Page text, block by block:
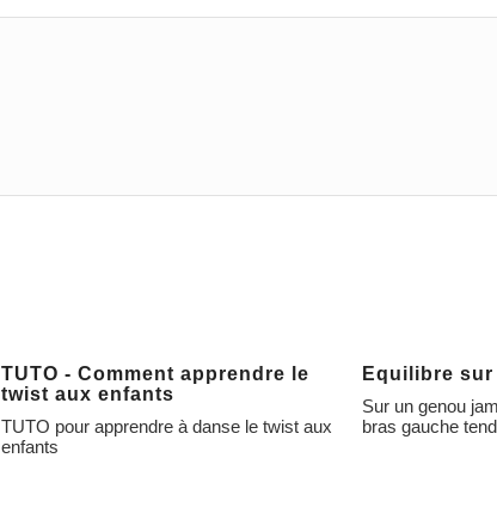
TUTO - Comment apprendre le
twist aux enfants
TUTO pour apprendre à danse le twist aux
enfants
Equilibre sur
Sur un genou
bras gauche